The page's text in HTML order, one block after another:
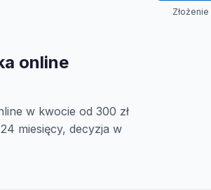
online
w kwocie od 300 zł
miesięcy, decyzja w